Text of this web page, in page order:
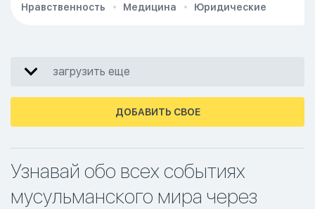
Нравственность
Медицина Юридические
загрузить еще
ДОБАВИТЬ СВОЕ
Узнавай обо всех событиях
мусульманского мира через